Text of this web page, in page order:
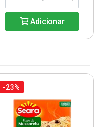
Adicionar
-23%